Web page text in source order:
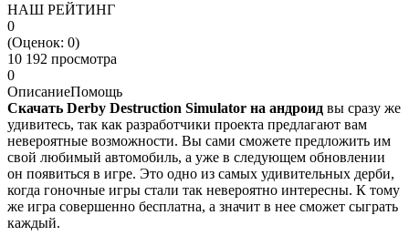
НАШ РЕЙТИНГ
0
(Оценок: 0)
10 192 просмотра
0
ОписаниеПомощь
Скачать Derby Destruction Simulator на андроид вы сразу же
удивитесь, так как разработчики проекта предлагают вам
невероятные возможности. Вы сами сможете предложить им
свой любимый автомобиль, а уже в следующем обновлении
он появиться в игре. Это одно из самых удивительных дерби,
когда гоночные игры стали так невероятно интересны. К тому
же игра совершенно бесплатна, а значит в нее сможет сыграть
каждый.